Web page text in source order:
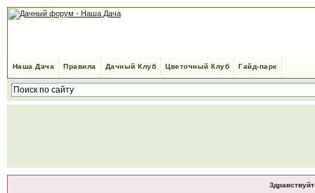
Наша Дача Правила Дачный Клуб Цветочный Клуб Гайд-парк